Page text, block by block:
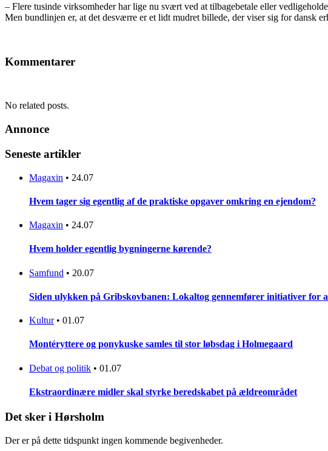
– Flere tusinde virksomheder har lige nu svært ved at tilbagebetale eller
Men bundlinjen er, at det desværre er et lidt mudret billede, der viser sig for dansk
Kommentarer
No related posts.
Annonce
Seneste artikler
Magaxin • 24.07
Hvem tager sig egentlig af de praktiske opgaver omkring en ejendom?
Magaxin • 24.07
Hvem holder egentlig bygningerne kørende?
Samfund • 20.07
Siden ulykken på Gribskovbanen: Lokaltog gennemfører initiativer for
Kultur • 01.07
Montéryttere og ponykuske samles til stor løbsdag i Holmegaard
Debat og politik • 01.07
Ekstraordinære midler skal styrke beredskabet på ældreområdet
Det sker i Hørsholm
Der er på dette tidspunkt ingen kommende begivenheder.